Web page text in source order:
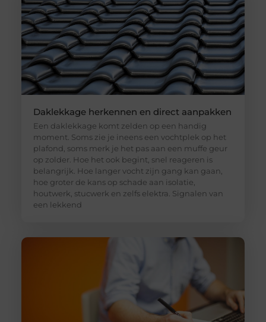
Daklekkage herkennen en direct aanpakken
Een daklekkage komt zelden op een handig
moment. Soms zie je ineens een vochtplek op het
plafond, soms merk je het pas aan een muffe geur
op zolder. Hoe het ook begint, snel reageren is
belangrijk. Hoe langer vocht zijn gang kan gaan,
hoe groter de kans op schade aan isolatie,
houtwerk, stucwerk en zelfs elektra. Signalen van
een lekkend